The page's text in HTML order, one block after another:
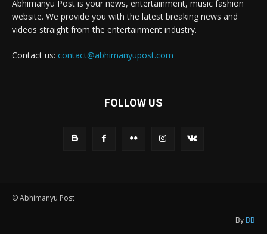
Abhimanyu Post is your news, entertainment, music fashion
website. We provide you with the latest breaking news and
videos straight from the entertainment industry.
Contact us: contact@abhimanyupost.com
FOLLOW US
© Abhimanyu Post
By BB